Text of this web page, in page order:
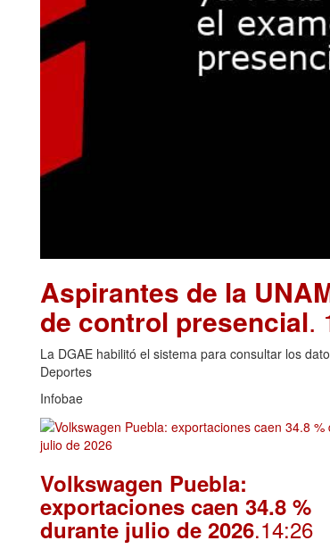
Aspirantes de la
de control presencial.
La DGAE habilitó el sistema para consultar los
Deportes
Infobae
Volkswagen Puebla:
exportaciones caen 34.8 %
durante julio de 2026.14:26